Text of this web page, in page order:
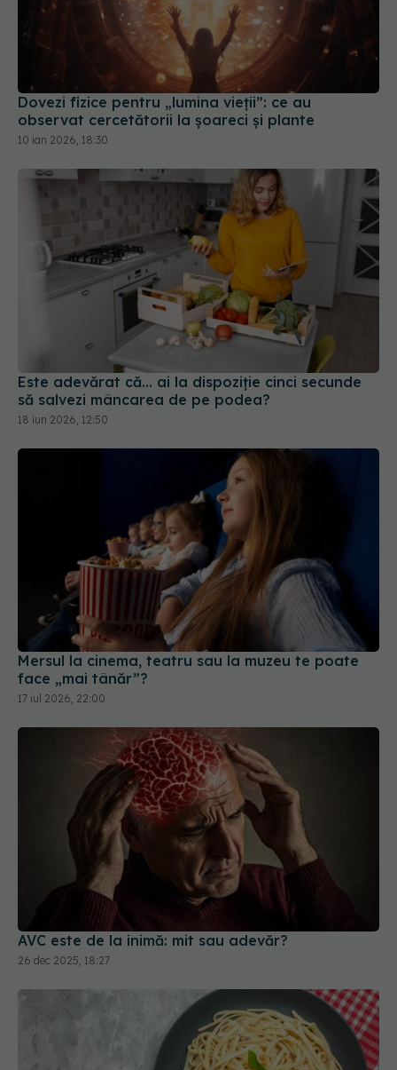
Dovezi fizice pentru „lumina vieții”: ce au
observat cercetătorii la șoareci și plante
10 ian 2026, 18:30
Este adevărat că… ai la dispoziție cinci secunde
să salvezi mâncarea de pe podea?
18 iun 2026, 12:50
Mersul la cinema, teatru sau la muzeu te poate
face „mai tânăr”?
17 iul 2026, 22:00
AVC este de la inimă: mit sau adevăr?
26 dec 2025, 18:27